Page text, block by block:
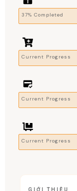
37% Completed
Current Progress
Current Progress
Current Progress
GIỚI THIỆU